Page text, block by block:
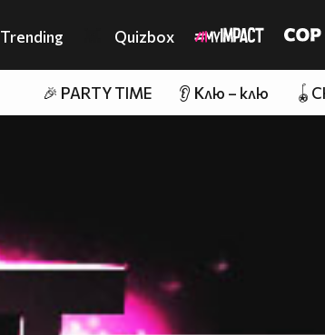
Trending Quizbox
🎉 PARTY TIME 👂 Клю – клю